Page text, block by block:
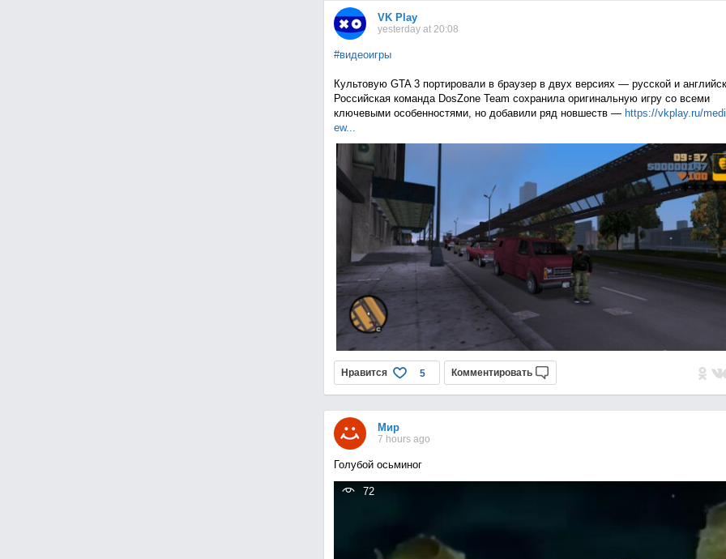
VK Play
yesterday at 20:08
#видеоигры
Культовую GTA 3 портировали в браузер в двух версиях — русской и
Российская команда DosZone Team сохранила оригинальную игру со всеми
ключевыми особенностями, но добавили ряд новшеств — https://vkplay.ru/
ew...
Нравится 5 Комментировать
Мир
7 hours ago
Голубой осьминог
72